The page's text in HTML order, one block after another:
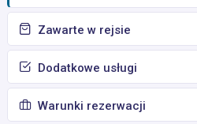
Zawarte w rejsie
Dodatkowe usługi
Warunki rezerwacji